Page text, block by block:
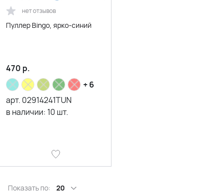
нет отзывов
Пуллер Bingo, ярко-синий
470 р.
+ 6
арт. 02914241TUN
в наличии: 10 шт.
Показать по: 20